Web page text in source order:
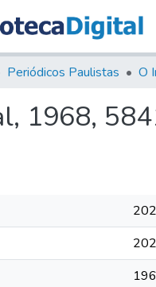
Periódicos Paulistas O
1968,